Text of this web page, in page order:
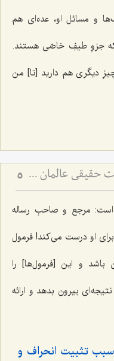
و مسائل او، عده‌ای هم
که جزوِ طیفِ خاصّی هستند.
دیگری هم دارید [تا] من
رابطۀ ایمان و ارتقای فهم؛ رسالت حقیقی عالمان دینی - نقد مرجعیت عوام‌گرا و تفسیر آیۀ ﴿يرفع الله الذين آمنوا منكم والذين اوتوا العلم درجت﴾ 5
مرجع و صاحبِ رساله
او درست می‌کند! فرمول
و این [فرمول‌ها] را
بیرون بدهد و ارائه
سبب تثبیت انحراف و